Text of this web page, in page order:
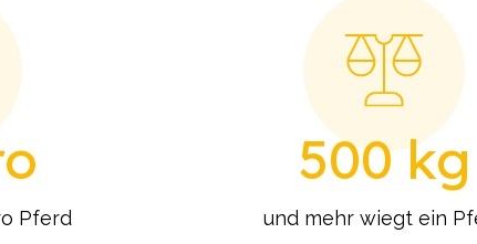
Pferd
500 kg
und mehr wiegt ein